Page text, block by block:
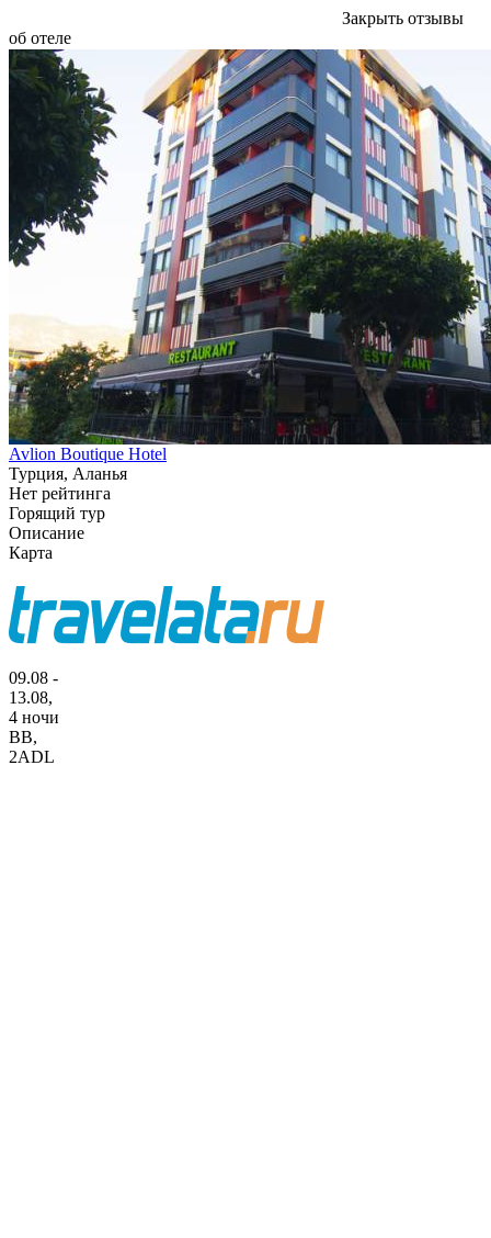
Закрыть отзывы
об отеле
Avlion Boutique Hotel
Турция, Аланья
Нет рейтинга
Горящий тур
Описание
Карта
09.08 -
13.08,
4 ночи
BB,
2ADL